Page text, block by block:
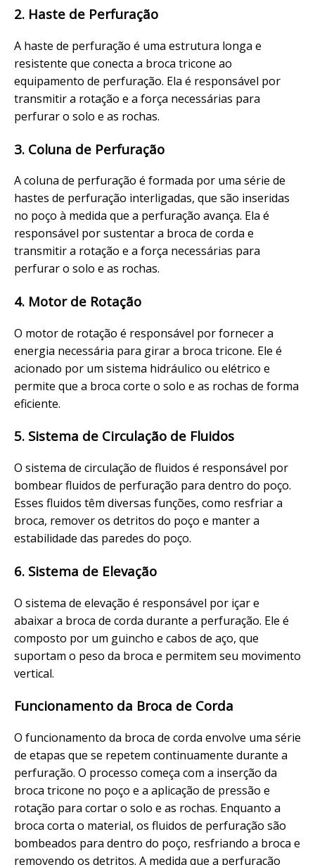
2. Haste de Perfuração
A haste de perfuração é uma estrutura longa e
resistente que conecta a broca tricone ao
equipamento de perfuração. Ela é responsável por
transmitir a rotação e a força necessárias para
perfurar o solo e as rochas.
3. Coluna de Perfuração
A coluna de perfuração é formada por uma série de
hastes de perfuração interligadas, que são inseridas
no poço à medida que a perfuração avança. Ela é
responsável por sustentar a broca de corda e
transmitir a rotação e a força necessárias para
perfurar o solo e as rochas.
4. Motor de Rotação
O motor de rotação é responsável por fornecer a
energia necessária para girar a broca tricone. Ele é
acionado por um sistema hidráulico ou elétrico e
permite que a broca corte o solo e as rochas de forma
eficiente.
5. Sistema de Circulação de Fluidos
O sistema de circulação de fluidos é responsável por
bombear fluidos de perfuração para dentro do poço.
Esses fluidos têm diversas funções, como resfriar a
broca, remover os detritos do poço e manter a
estabilidade das paredes do poço.
6. Sistema de Elevação
O sistema de elevação é responsável por içar e
abaixar a broca de corda durante a perfuração. Ele é
composto por um guincho e cabos de aço, que
suportam o peso da broca e permitem seu movimento
vertical.
Funcionamento da Broca de Corda
O funcionamento da broca de corda envolve uma série
de etapas que se repetem continuamente durante a
perfuração. O processo começa com a inserção da
broca tricone no poço e a aplicação de pressão e
rotação para cortar o solo e as rochas. Enquanto a
broca corta o material, os fluidos de perfuração são
bombeados para dentro do poço, resfriando a broca e
removendo os detritos. A medida que a perfuração